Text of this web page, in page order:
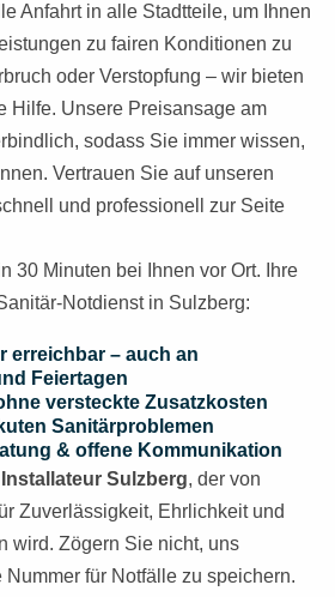
Anfahrt in alle Stadtteile, um Ihnen
zu fairen Konditionen zu
oder Verstopfung – wir bieten
Hilfe. Unsere Preisansage am
sodass Sie immer wissen,
Vertrauen Sie auf unseren
und professionell zur Seite
30 Minuten bei Ihnen vor Ort. Ihre
Notdienst in Sulzberg:
erreichbar – auch an
Feiertagen
versteckte Zusatzkosten
Sanitärproblemen
& offene Kommunikation
Installateur Sulzberg, der von
Zuverlässigkeit, Ehrlichkeit und
wird. Zögern Sie nicht, uns
für Notfälle zu speichern.